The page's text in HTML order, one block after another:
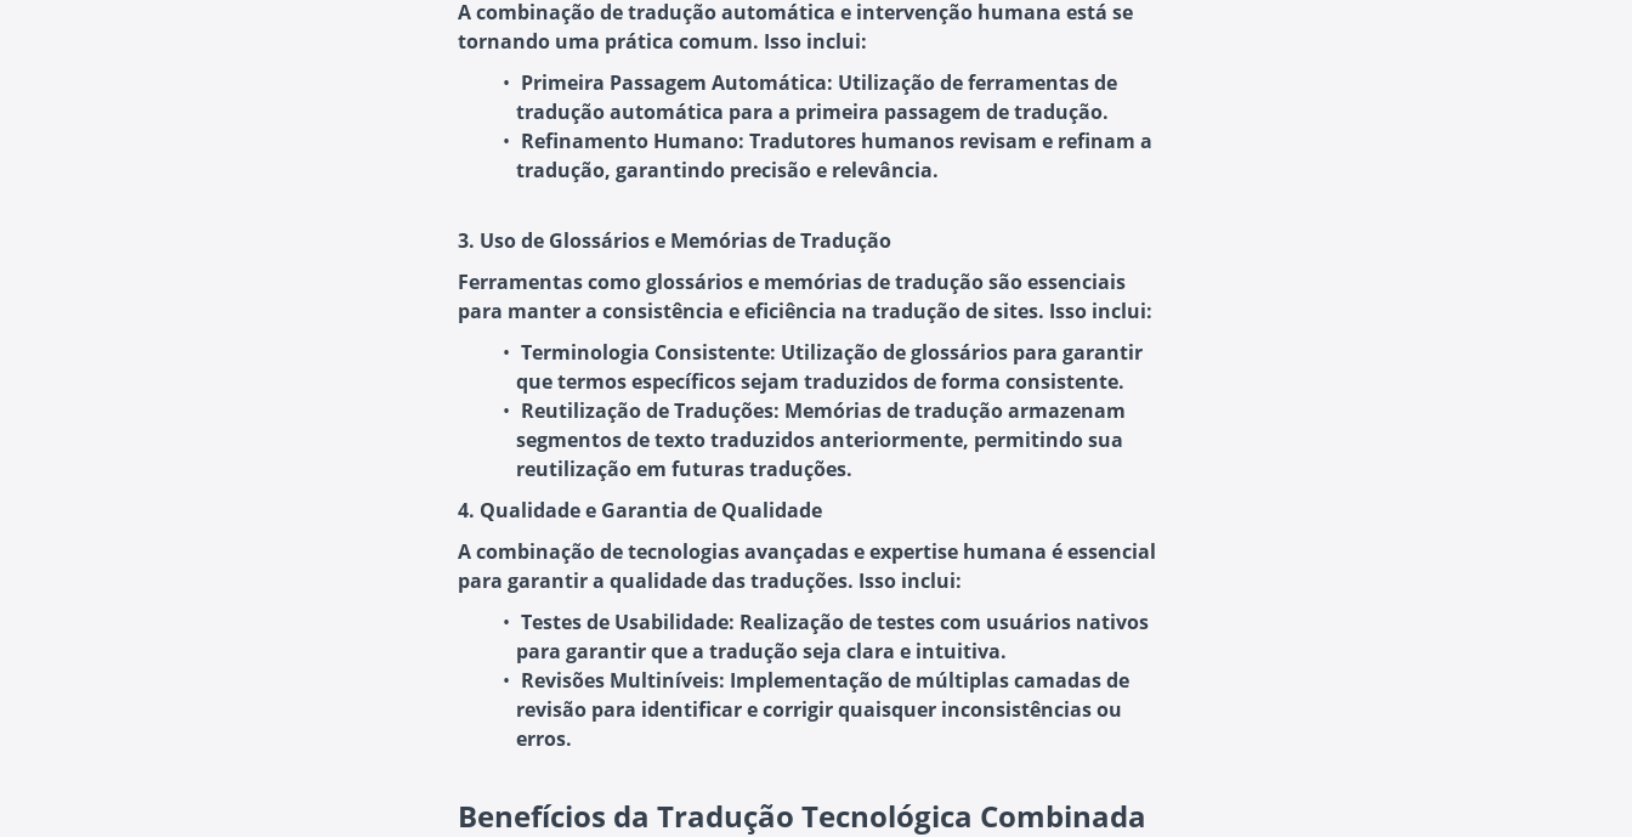
A combinação de tradução automática e intervenção humana está se
tornando uma prática comum. Isso inclui:
Primeira Passagem Automática: Utilização de ferramentas de
tradução automática para a primeira passagem de tradução.
Refinamento Humano: Tradutores humanos revisam e refinam a
tradução, garantindo precisão e relevância.
3. Uso de Glossários e Memórias de Tradução
Ferramentas como glossários e memórias de tradução são essenciais
para manter a consistência e eficiência na tradução de sites. Isso inclui:
Terminologia Consistente: Utilização de glossários para garantir
que termos específicos sejam traduzidos de forma consistente.
Reutilização de Traduções: Memórias de tradução armazenam
segmentos de texto traduzidos anteriormente, permitindo sua
reutilização em futuras traduções.
4. Qualidade e Garantia de Qualidade
A combinação de tecnologias avançadas e expertise humana é essencial
para garantir a qualidade das traduções. Isso inclui:
Testes de Usabilidade: Realização de testes com usuários nativos
para garantir que a tradução seja clara e intuitiva.
Revisões Multiníveis: Implementação de múltiplas camadas de
revisão para identificar e corrigir quaisquer inconsistências ou
erros.
Benefícios da Tradução Tecnológica Combinada